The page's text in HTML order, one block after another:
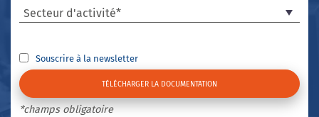
Secteur d'activité*
Souscrire à la newsletter
*champs obligatoire